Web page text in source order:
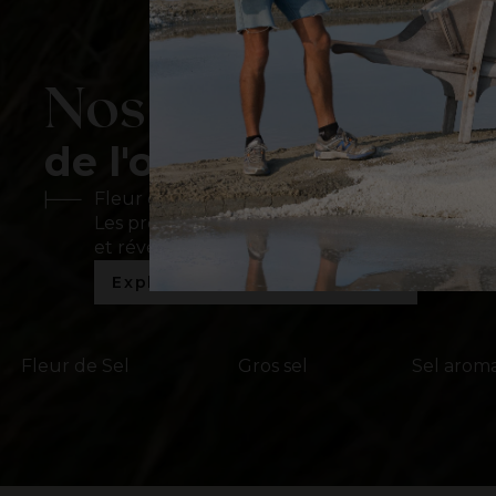
Nos produits
de l'océan à l'assiette
Fleur de Sel, sel fin, gros sel, sel aromatisé…
Les produits Le Guérandais, 100 % naturels,
et réveillent naturellement tous les plats.
Explorez toute notre gamme
Fleur de Sel Gros sel Sel